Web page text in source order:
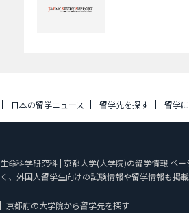
日本の留学ニュース 留学先を探す 留学
生命科学研究科 | 京都大学(大学院)の留学情報 ペ
く、外国人留学生向けの試験情報や留学情報も掲
京都府の大学院から留学先を探す